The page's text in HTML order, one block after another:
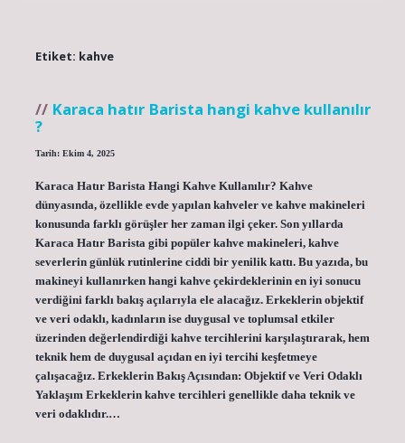
Etiket: kahve
Karaca hatır Barista hangi kahve kullanılır
?
Tarih: Ekim 4, 2025
Karaca Hatır Barista Hangi Kahve Kullanılır? Kahve
dünyasında, özellikle evde yapılan kahveler ve kahve makineleri
konusunda farklı görüşler her zaman ilgi çeker. Son yıllarda
Karaca Hatır Barista gibi popüler kahve makineleri, kahve
severlerin günlük rutinlerine ciddi bir yenilik kattı. Bu yazıda, bu
makineyi kullanırken hangi kahve çekirdeklerinin en iyi sonucu
verdiğini farklı bakış açılarıyla ele alacağız. Erkeklerin objektif
ve veri odaklı, kadınların ise duygusal ve toplumsal etkiler
üzerinden değerlendirdiği kahve tercihlerini karşılaştırarak, hem
teknik hem de duygusal açıdan en iyi tercihi keşfetmeye
çalışacağız. Erkeklerin Bakış Açısından: Objektif ve Veri Odaklı
Yaklaşım Erkeklerin kahve tercihleri genellikle daha teknik ve
veri odaklıdır.…